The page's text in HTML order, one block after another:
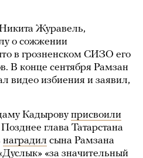
Журавель,
о сожжении
в грозненском СИЗО его
В конце сентября Рамзан
видео избиения и заявил,
Кадыровуприсвоили
глава Татарстана
наградил сына Рамзана
«за значительный